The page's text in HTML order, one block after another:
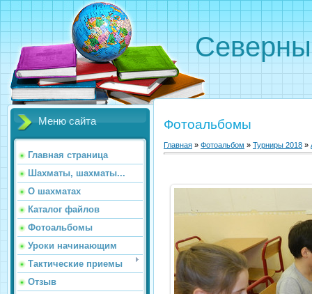
Меню сайта
Главная страница
Шахматы, шахматы...
О шахматах
Каталог файлов
Фотоальбомы
Уроки начинающим
Тактические приемы
Отзыв
Фотоальбомы
Главная » Фотоальбом » Турниры 2018 »